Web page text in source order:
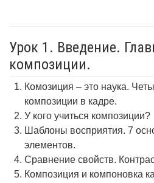
Урок 1. Введение.
композиции.
Комозиция – это наука.
композиции в кадре.
У кого учиться композиции?
Шаблоны восприятия. 7
элементов.
Сравнение свойств.
Композиция и компоновка